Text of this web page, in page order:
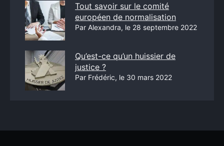
Tout savoir sur le comité
européen de normalisation
Par Alexandra, le 28 septembre 2022
Qu’est-ce qu’un huissier de
justice ?
Par Frédéric, le 30 mars 2022